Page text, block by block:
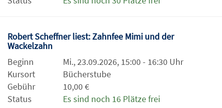
Robert Scheffner liest: Zahnfee Mimi und der
Wackelzahn
Beginn
Mi., 23.09.2026, 15:00 - 16:30 Uhr
Kursort
Bücherstube
Gebühr
10,00 €
Status
Es sind noch 16 Plätze frei